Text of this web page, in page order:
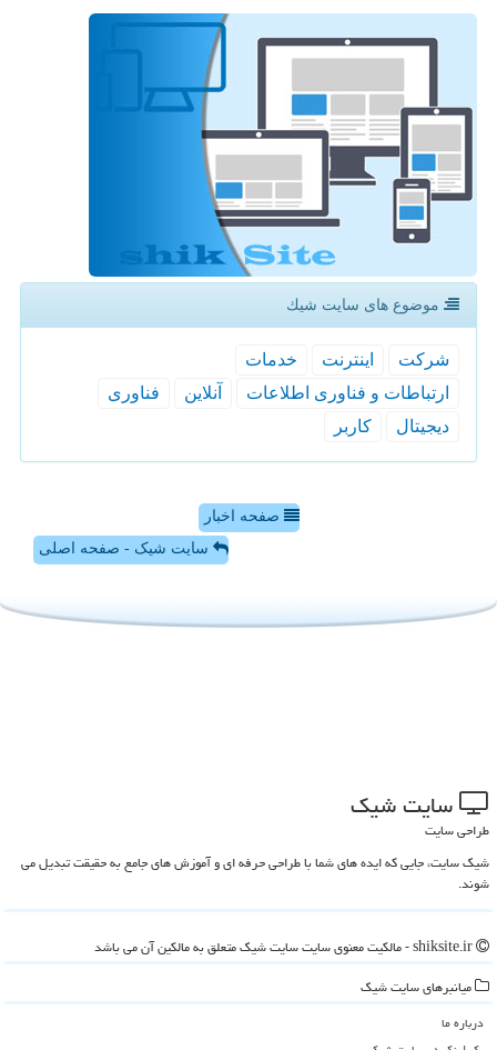
موضوع های سایت شیك
شركت اینترنت
خدمات
ارتباطات و فناوری اطلاعات
آنلاین
فناوری
دیجیتال
كاربر
صفحه اخبار
سایت شیک - صفحه اصلی
سایت شیك
طراحی سایت
شیک سایت، جایی که ایده های شما با طراحی حرفه ای و آموزش های جامع به حقیقت تبدیل می
شوند.
میانبرهای سایت شیك
درباره ما